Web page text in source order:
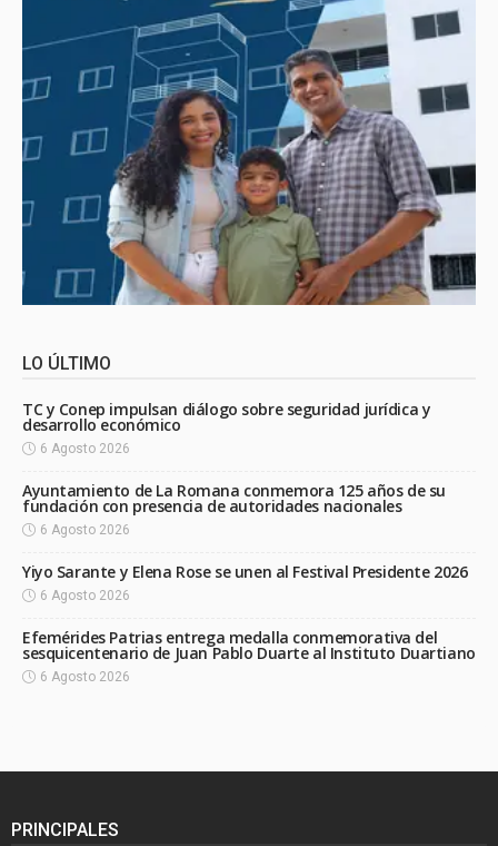
LO ÚLTIMO
TC y Conep impulsan diálogo sobre seguridad jurídica y
desarrollo económico
6 Agosto 2026
Ayuntamiento de La Romana conmemora 125 años de su
fundación con presencia de autoridades nacionales
6 Agosto 2026
Yiyo Sarante y Elena Rose se unen al Festival Presidente 2026
6 Agosto 2026
Efemérides Patrias entrega medalla conmemorativa del
sesquicentenario de Juan Pablo Duarte al Instituto Duartiano
6 Agosto 2026
PRINCIPALES